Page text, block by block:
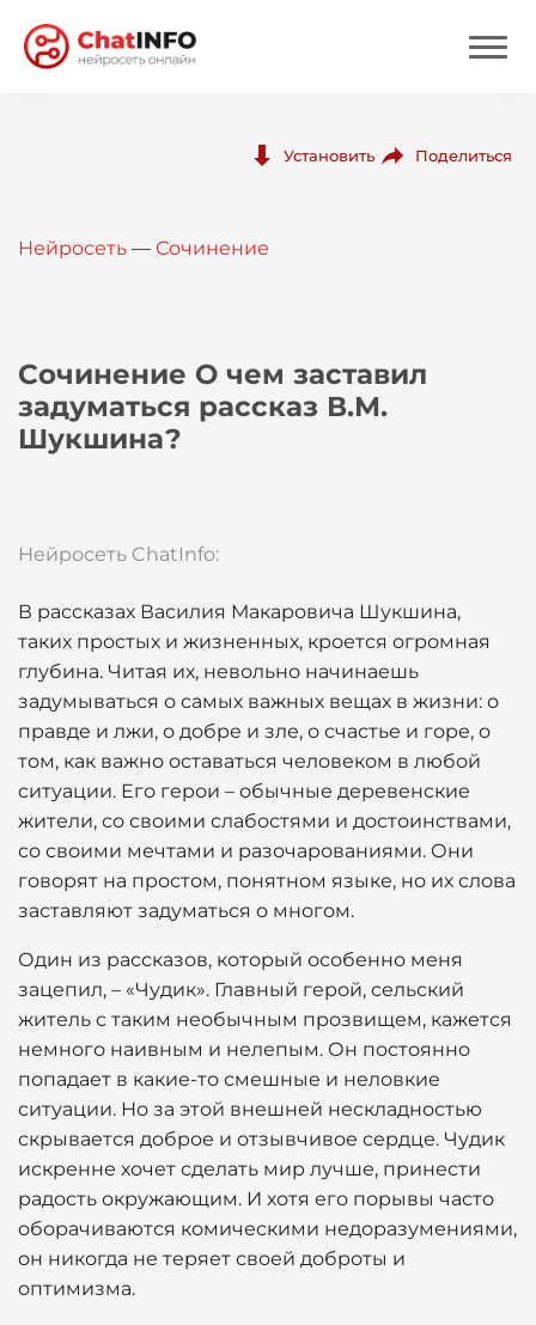
Вход
Установить Поделиться
Нейросеть — Сочинение
Сочинение О чем заставил
задуматься рассказ В.М.
Шукшина?
Нейросеть ChatInfo:
В рассказах Василия Макаровича Шукшина,
таких простых и жизненных, кроется огромная
глубина. Читая их, невольно начинаешь
задумываться о самых важных вещах в жизни: о
правде и лжи, о добре и зле, о счастье и горе, о
том, как важно оставаться человеком в любой
ситуации. Его герои – обычные деревенские
жители, со своими слабостями и достоинствами,
со своими мечтами и разочарованиями. Они
говорят на простом, понятном языке, но их слова
заставляют задуматься о многом.
Один из рассказов, который особенно меня
зацепил, – «Чудик». Главный герой, сельский
житель с таким необычным прозвищем, кажется
немного наивным и нелепым. Он постоянно
попадает в какие-то смешные и неловкие
ситуации. Но за этой внешней нескладностью
скрывается доброе и отзывчивое сердце. Чудик
искренне хочет сделать мир лучше, принести
радость окружающим. И хотя его порывы часто
оборачиваются комическими недоразумениями,
он никогда не теряет своей доброты и
оптимизма.